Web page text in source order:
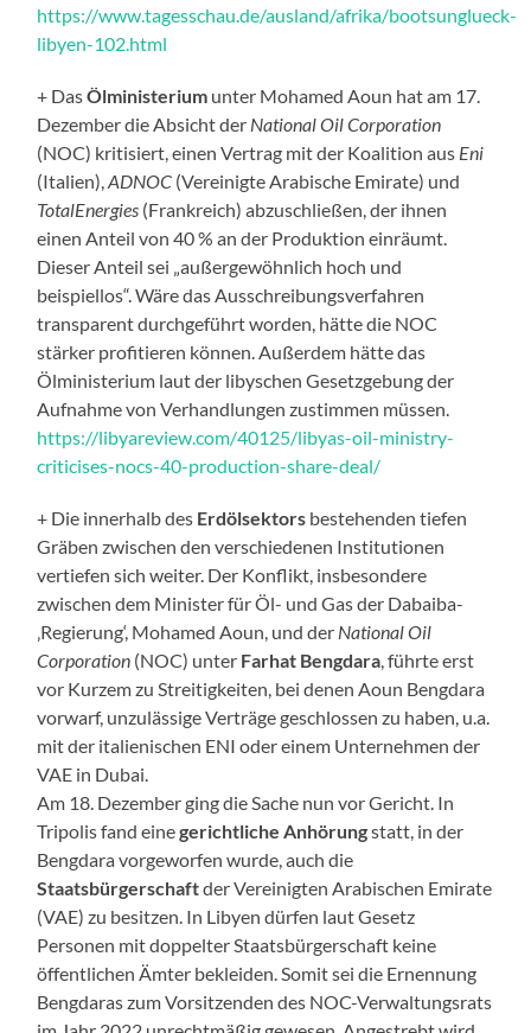
https://www.tagesschau.de/ausland/afrika/bootsunglueck-
libyen-102.html
+ DasÖlministerium unter Mohamed Aoun hat am 17.
Dezember die Absicht der National Oil Corporation
(NOC) kritisiert, einen Vertrag mit der Koalition aus Eni
(Italien),ADNOC (Vereinigte Arabische Emirate) und
TotalEnergies (Frankreich) abzuschließen, der ihnen
einen Anteil von 40 % an der Produktion einräumt.
Dieser Anteil sei „außergewöhnlich hoch und
beispiellos“. Wäre das Ausschreibungsverfahren
transparent durchgeführt worden, hätte die NOC
stärker profitieren können. Außerdem hätte das
Ölministerium laut der libyschen Gesetzgebung der
Aufnahme von Verhandlungen zustimmen müssen.
https://libyareview.com/40125/libyas-oil-ministry-
criticises-nocs-40-production-share-deal/
+ Die innerhalb des Erdölsektors bestehenden tiefen
Gräben zwischen den verschiedenen Institutionen
vertiefen sich weiter. Der Konflikt, insbesondere
zwischen dem Minister für Öl- und Gas der Dabaiba-
‚Regierung‘, Mohamed Aoun, und der National Oil
Corporation (NOC) unter Farhat Bengdara, führte erst
vor Kurzem zu Streitigkeiten, bei denen Aoun Bengdara
vorwarf, unzulässige Verträge geschlossen zu haben, u.a.
mit der italienischen ENI oder einem Unternehmen der
VAE in Dubai.
Am 18. Dezember ging die Sache nun vor Gericht. In
Tripolis fand einegerichtliche Anhörungstatt, in der
Bengdara vorgeworfen wurde, auch die
Staatsbürgerschaftder Vereinigten Arabischen Emirate
(VAE) zu besitzen. In Libyen dürfen laut Gesetz
Personen mit doppelter Staatsbürgerschaft keine
öffentlichen Ämter bekleiden. Somit sei die Ernennung
Bengdaras zum Vorsitzenden des NOC-Verwaltungsrats